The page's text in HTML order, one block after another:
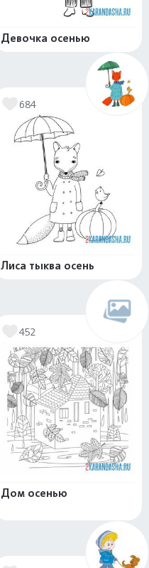
Девочка осенью
684
Лиса тыква осень
452
Дом осенью